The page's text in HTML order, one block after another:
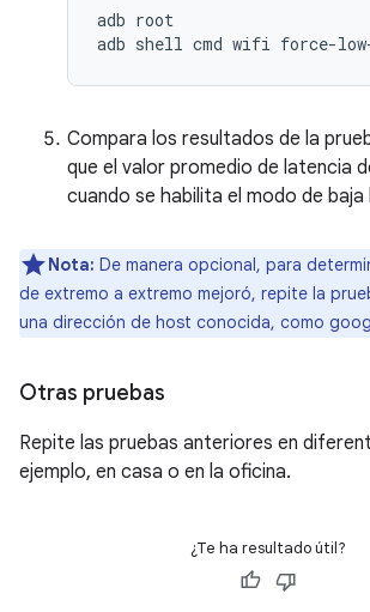
adb root
Compara los resultados de la
que el valor promedio de latencia
cuando se habilita el modo de baja
Nota: De manera opcional, para
de extremo a extremo mejoró, repite la
una dirección de host conocida, como
Otras pruebas
Repite las pruebas anteriores en
ejemplo, en casa o en la oficina.
¿Te ha resultado útil?